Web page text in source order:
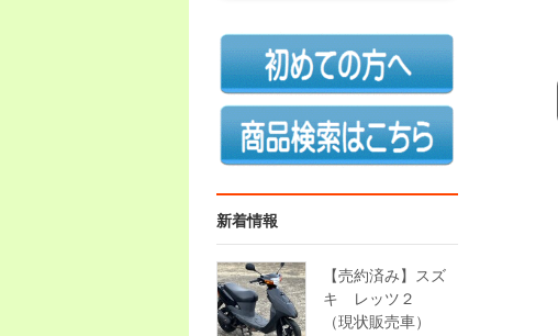
新着情報
【売約済み】スズ
キ レッツ２
（現状販売車）